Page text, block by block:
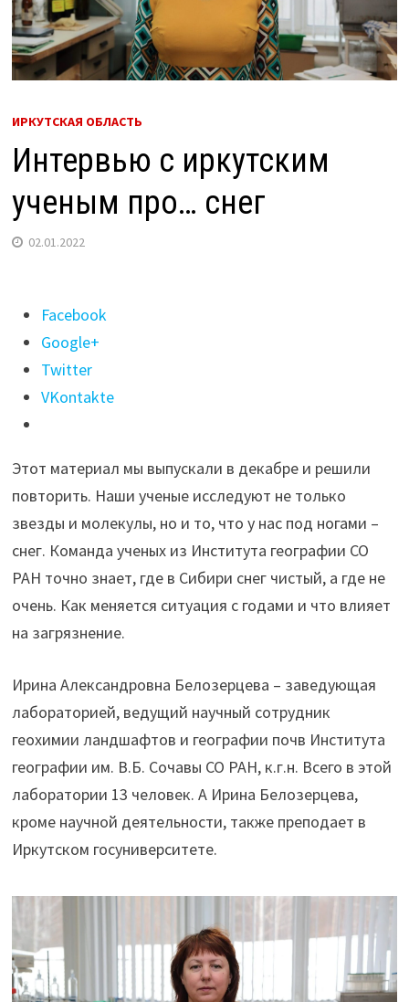
ИРКУТСКАЯ ОБЛАСТЬ
Интервью с иркутским
ученым про… снег
02.01.2022
Поделиться
"Интервью
иркутским
ученым
снег"
Facebook
Google+
Twitter
VKontakte
Этот материал мы выпускали в декабре и решили
повторить. Наши ученые исследуют не только
звезды и молекулы, но и то, что у нас под ногами –
снег. Команда ученых из Института географии СО
РАН точно знает, где в Сибири снег чистый, а где не
очень. Как меняется ситуация с годами и что влияет
на загрязнение.
Ирина Александровна Белозерцева – заведующая
лабораторией, ведущий научный сотрудник
геохимии ландшафтов и географии почв Института
географии им. В.Б. Сочавы СО РАН, к.г.н. Всего в этой
лаборатории 13 человек. А Ирина Белозерцева,
кроме научной деятельности, также преподает в
Иркутском госуниверситете.